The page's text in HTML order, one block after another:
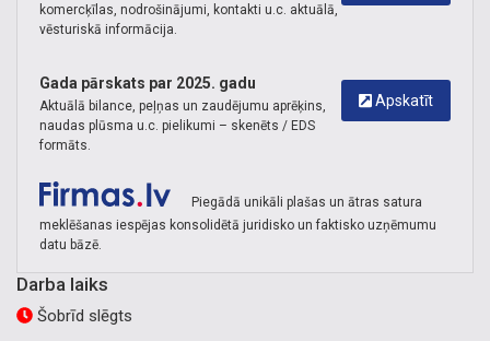
komercķīlas, nodrošinājumi, kontakti u.c. aktuālā,
vēsturiskā informācija.
Apskatīt
Gada pārskats par 2025. gadu
Aktuālā bilance, peļņas un zaudējumu aprēķins,
naudas plūsma u.c. pielikumi – skenēts / EDS
formāts.
Piegādā unikāli plašas un ātras satura
meklēšanas iespējas konsolidētā juridisko un faktisko uzņēmumu
datu bāzē.
Darba laiks
Šobrīd slēgts